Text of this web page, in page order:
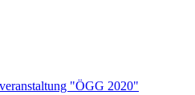
"ÖGG 2020"